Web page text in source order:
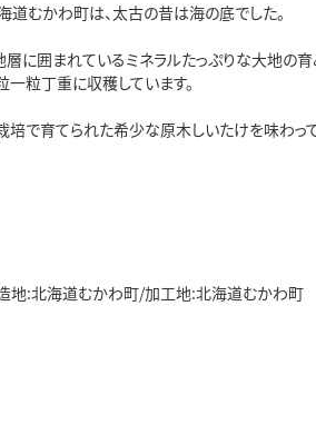
むかわ町は、太古の昔は海の底でした。
層に囲まれているミネラルたっぷりな大地
粒丁重に収穫しています。
で育てられた希少な原木しいたけを味わっ
地:北海道むかわ町/加工地:北海道むかわ町